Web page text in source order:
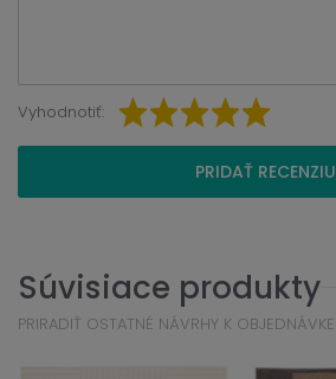
Vyhodnotiť:
PRIDAŤ RECENZIU
Súvisiace produkty
PRIRADIŤ OSTATNÉ NÁVRHY K OBJEDNÁVKE